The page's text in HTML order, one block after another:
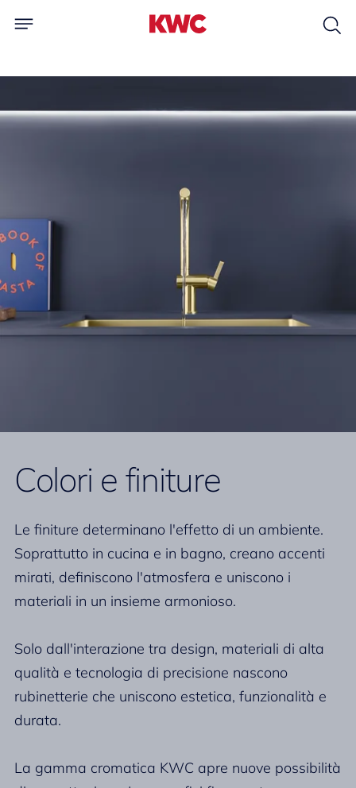
Colori e finiture
Le finiture determinano l'effetto di un ambiente.
Soprattutto in cucina e in bagno, creano accenti
mirati, definiscono l'atmosfera e uniscono i
materiali in un insieme armonioso.
Solo dall'interazione tra design, materiali di alta
qualità e tecnologia di precisione nascono
rubinetterie che uniscono estetica, funzionalità e
durata.
La gamma cromatica KWC apre nuove possibilità